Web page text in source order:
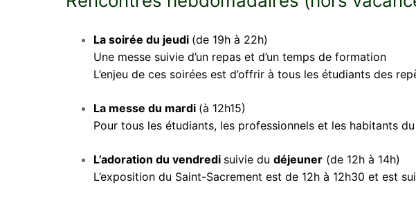
La soirée du jeudi (de 19h à 22h)
Une messe suivie d’un repas et d’un temps de formation
L’enjeu de ces soirées est d’offrir à tous les étudiants des
La messe du mardi (à 12h15)
Pour tous les étudiants, les professionnels et les habitants
L’adoration du vendredi suivie du déjeuner (de 12h à 14h)
L’exposition du Saint-Sacrement est de 12h à 12h30 et est